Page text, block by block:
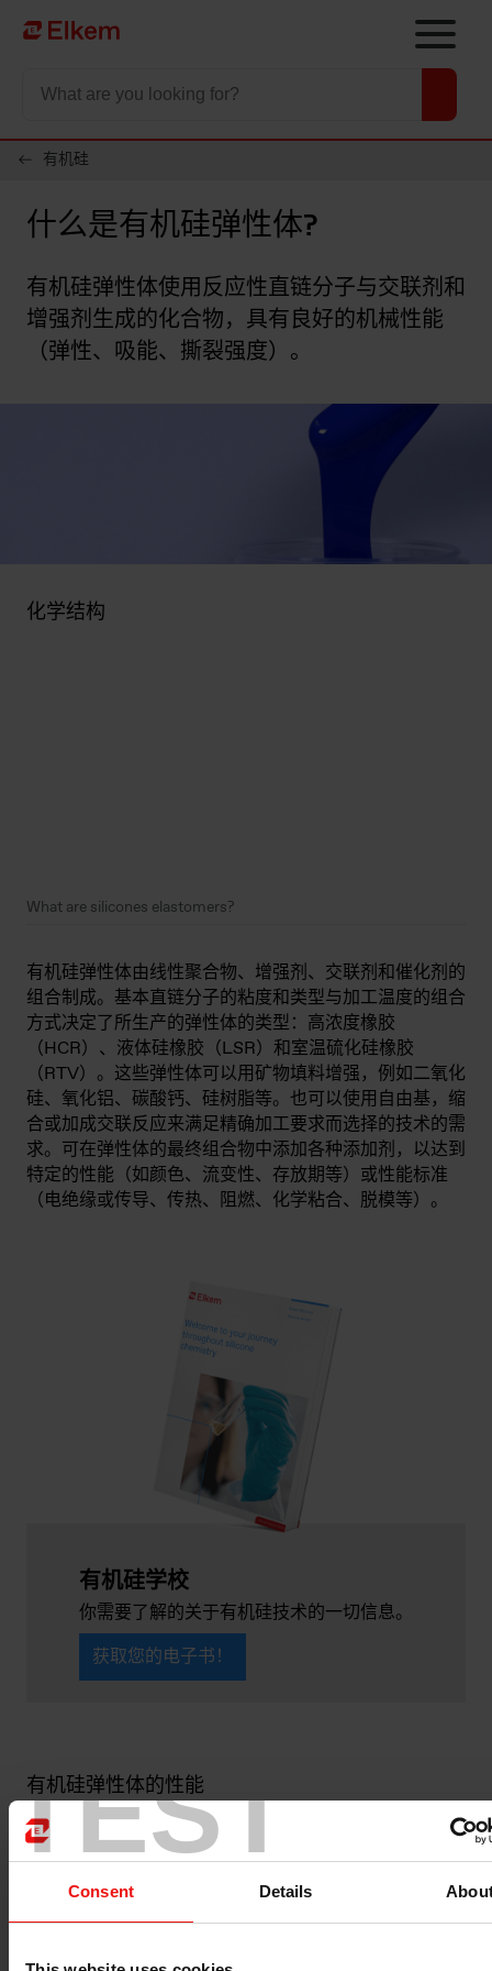
TEST
Consent Details
Skip to main content
To start page
有机硅
什么是有机硅弹性体?
有机硅弹性体使用反应性直链分子与交联剂和
增强剂生成的化合物，具有良好的机械性能
（弹性、吸能、撕裂强度）。
化学结构
What are silicones elastomers?
有机硅弹性体由线性聚合物、增强剂、交联剂和催化剂的
组合制成。基本直链分子的粘度和类型与加工温度的组合
方式决定了所生产的弹性体的类型：高浓度橡胶
（HCR）、液体硅橡胶（LSR）和室温硫化硅橡胶
（RTV）。这些弹性体可以用矿物填料增强，例如二氧化
硅、氧化铝、碳酸钙、硅树脂等。也可以使用自由基，缩
合或加成交联反应来满足精确加工要求而选择的技术的需
求。可在弹性体的最终组合物中添加各种添加剂，以达到
特定的性能（如颜色、流变性、存放期等）或性能标准
（电绝缘或传导、传热、阻燃、化学粘合、脱模等）。
有机硅学校
你需要了解的关于有机硅技术的一切信息。
获取您的电子书！
有机硅弹性体的性能
有机硅弹性体用于高性能应用，特别是在其他聚合物材料
会失效的恶劣环境中。由硅橡胶制成的部件
（从-50°C到250°C）或极端的室外暴露（湿度、紫外
线、臭氧）条件下。它们的介电特性和热阻特别适用于